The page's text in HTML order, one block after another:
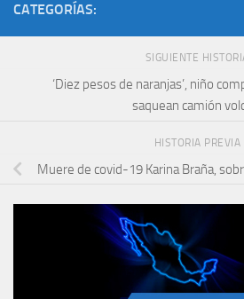
CATEGORÍAS:
SIGUIENTE
‘Diez pesos de naranjas’, niño
saquean camión
HISTORIA PREVIA
Muere de covid-19 Karina Braña,